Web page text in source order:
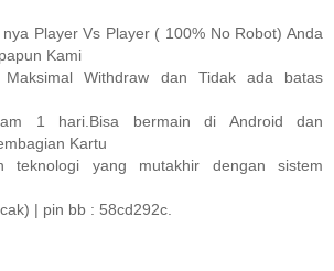
Player Vs Player ( 100% No Robot) Anda
Kami
Maksimal Withdraw dan Tidak ada batas
1 hari.Bisa bermain di Android dan
Kartu
teknologi yang mutakhir dengan sistem
| pin bb : 58cd292c.